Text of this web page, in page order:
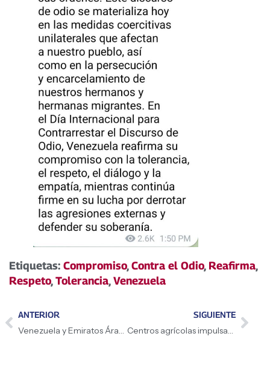
Etiquetas: Compromiso,Contra el Odio, Reafirma,
Respeto,Tolerancia,Venezuela
ANTERIOR
Venezuela y Emiratos Árabes impulsan desarrollo sostenible y soberano
SIGUIENTE
Centros agrícolas impulsan producción no petrolera